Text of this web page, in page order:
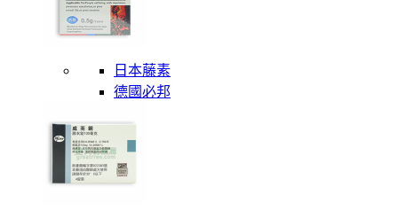
日本藤素
德國必邦